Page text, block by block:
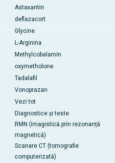
Astaxantin
deflazacort
Glycine
L-Arginina
Methylcobalamin
oxymetholone
Tadalafil
Vonoprazan
Vezi tot
Diagnostice și teste
RMN (imagistică prin rezonanță
magnetică)
Scanare CT (tomografie
computerizată)